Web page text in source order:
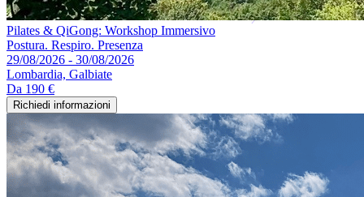
Pilates & QiGong: Workshop Immersivo
Postura. Respiro. Presenza
29/08/2026 - 30/08/2026
Lombardia, Galbiate
Da 190 €
Richiedi informazioni